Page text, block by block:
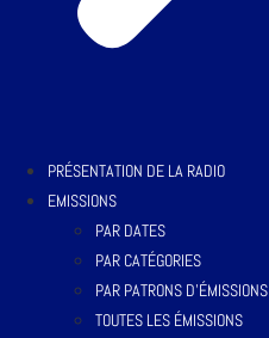
PRÉSENTATION DE LA RADIO
EMISSIONS
PAR DATES
PAR CATÉGORIES
PAR PATRONS D’ÉMISSIONS
TOUTES LES ÉMISSIONS